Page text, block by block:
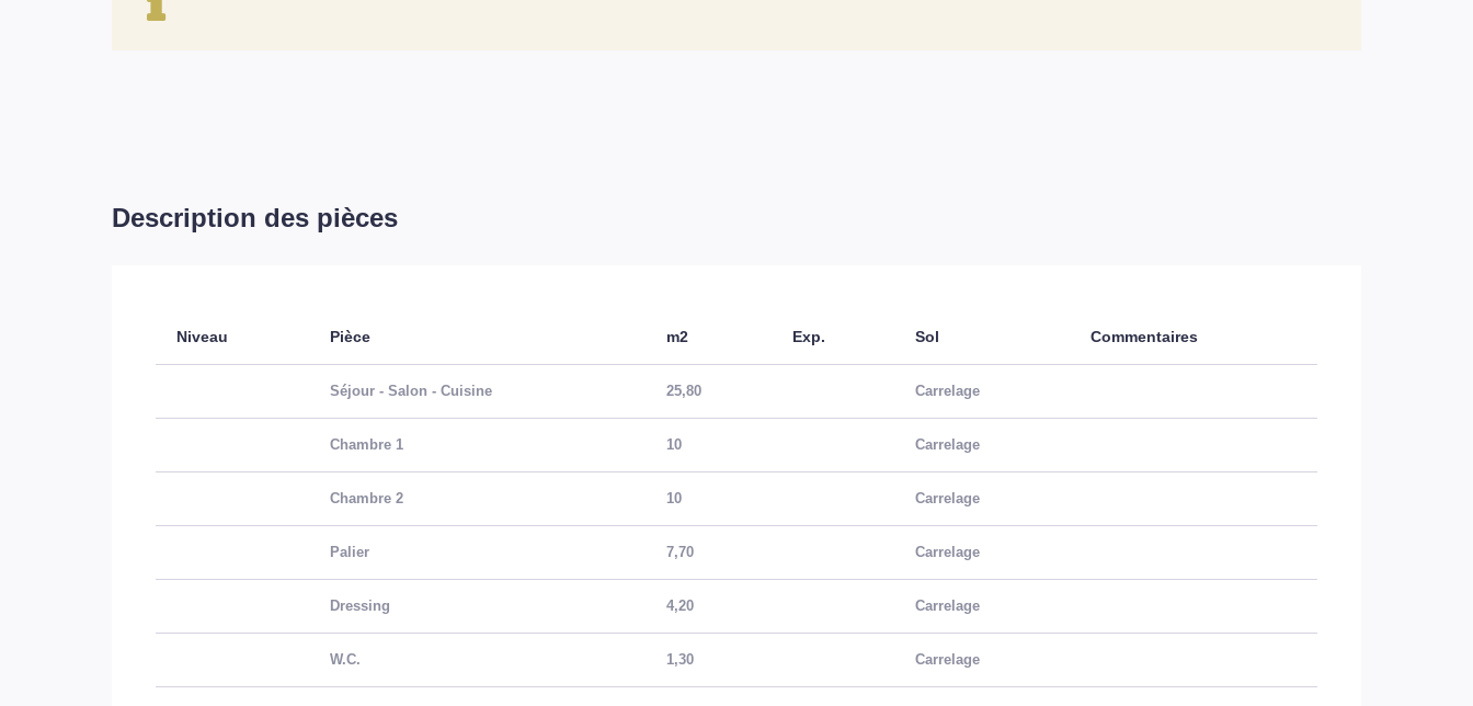
Description des pièces
Niveau Pièce m2 Exp. Sol Commentaires
Séjour - Salon - Cuisine 25,80 Carrelage
Chambre 1 10 Carrelage
Chambre 2 10 Carrelage
Palier 7,70 Carrelage
Dressing 4,20 Carrelage
W.C. 1,30 Carrelage